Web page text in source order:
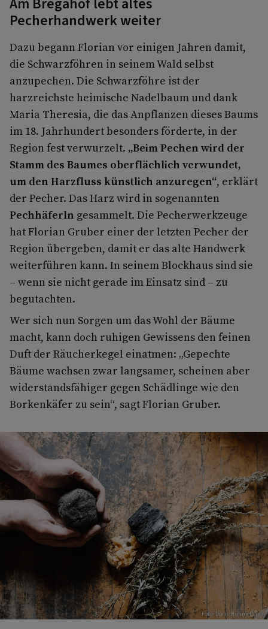
Pecherhandwerk weiter
Dazu begann Florian vor einigen Jahren damit,
die Schwarzföhren in seinem Wald selbst
anzupechen. Die Schwarzföhre ist der
harzreichste heimische Nadelbaum und dank
Maria Theresia, die das Anpflanzen dieses Baums
im 18. Jahrhundert besonders förderte, in der
Region fest verwurzelt. „Beim Pechen wird der
Stamm des Baumes oberflächlich verwundet,
um den Harzfluss künstlich anzuregen“, erklärt
der Pecher. Das Harz wird in sogenannten
Pechhäferln gesammelt. Die Pecherwerkzeuge
hat Florian Gruber einer der letzten Pecher der
Region übergeben, damit er das alte Handwerk
weiterführen kann. In seinem Blockhaus sind sie
– wenn sie nicht gerade im Einsatz sind – zu
begutachten.
Wer sich nun Sorgen um das Wohl der Bäume
macht, kann doch ruhigen Gewissens den feinen
Duft der Räucherkegel einatmen: „Gepechte
Bäume wachsen zwar langsamer, scheinen aber
widerstandsfähiger gegen Schädlinge wie den
Borkenkäfer zu sein“, sagt Florian Gruber.
Foto: Doris Himmelbauer